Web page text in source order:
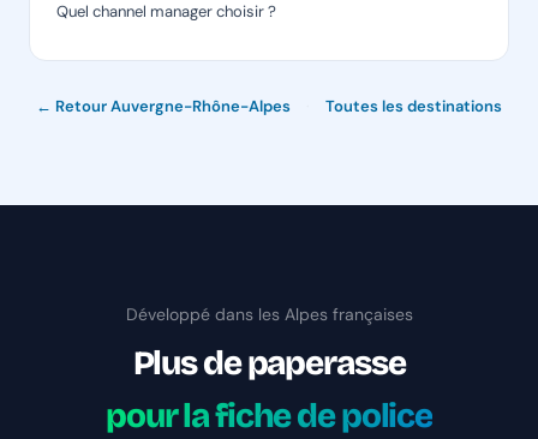
Quel channel manager choisir ?
← Retour Auvergne-Rhône-Alpes Toutes les destinations
Développé dans les Alpes françaises
Plus de paperasse
pour la fiche de police